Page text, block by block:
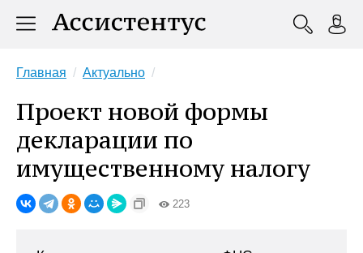
Главная Актуально
Проект новой формы
декларации по
имущественному налогу
223